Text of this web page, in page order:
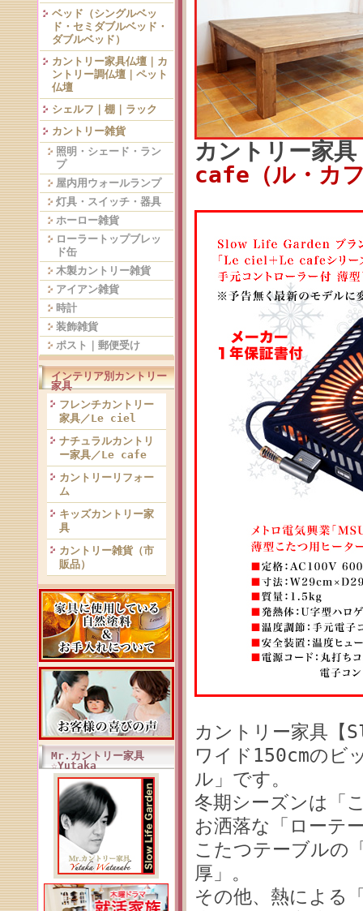
ベッド（シングルベッ
ド・セミダブルベッド・
ダブルベッド）
カントリー家具仏壇｜カ
ントリー調仏壇｜ペット
仏壇
シェルフ｜棚｜ラック
カントリー雑貨
照明・シェード・ラン
プ
屋内用ウォールランプ
灯具・スイッチ・器具
ホーロー雑貨
ローラートップブレッ
ド缶
木製カントリー雑貨
アイアン雑貨
時計
装飾雑貨
ポスト｜郵便受け
インテリア別カントリー
家具
フレンチカントリー
家具／Le ciel
ナチュラルカントリ
ー家具／Le cafe
カントリーリフォー
ム
キッズカントリー家
具
カントリー雑貨（市
販品）
Mr.カントリー家具
☆Yutaka
カントリー家
cafe（ル・カ
カントリー家具
ワイド150cmのビ
ル」です。
冬期シーズンは「
お洒落な「ローテ
こたつテーブルの
厚」。
その他、熱による